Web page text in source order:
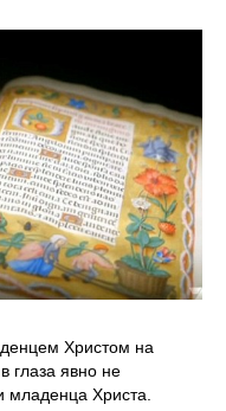
Христом на
глаза явно не
Христа.